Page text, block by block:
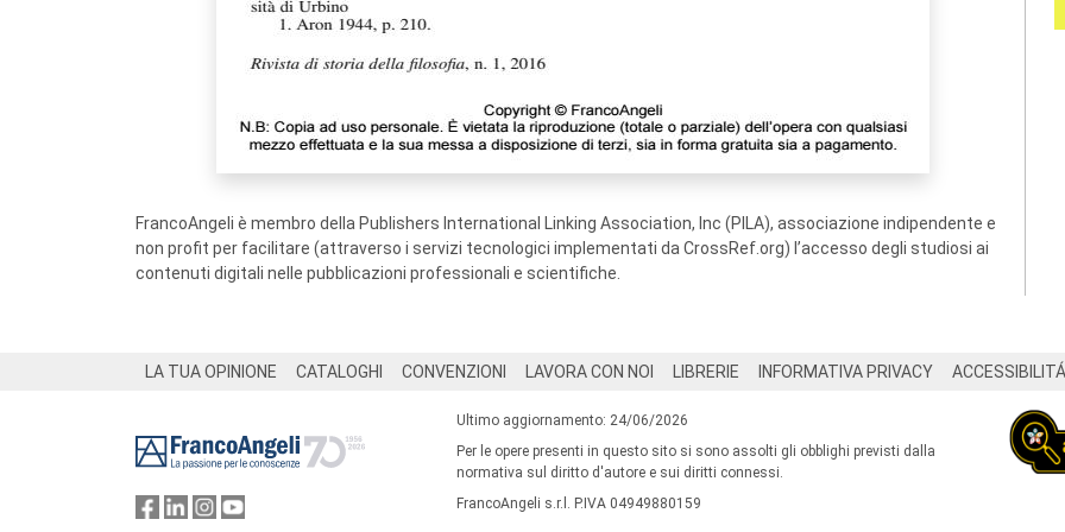
FrancoAngeli è membro della Publishers International Linking Association, Inc (PILA), associazione indipendente e
non profit per facilitare (attraverso i servizi tecnologici implementati da CrossRef.org) l’accesso degli studiosi ai
contenuti digitali nelle pubblicazioni professionali e scientifiche.
LA TUA OPINIONE CATALOGHI CONVENZIONI LAVORA CON NOI LIBRERIE INFORMATIVA PRIVACY ACCESSIBILITÁ
Ultimo aggiornamento: 24/06/2026
Per le opere presenti in questo sito si sono assolti gli obblighi previsti dalla
normativa sul diritto d'autore e sui diritti connessi.
FrancoAngeli s.r.l. P.IVA 04949880159